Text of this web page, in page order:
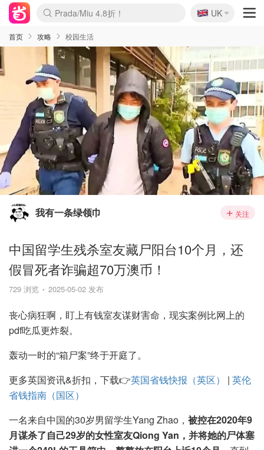
麦卢卡蜂蜜夏促！个位数！
Prada/Miu 4.8折！
啥？必胜客披萨5折！
🇬🇧
UK
首页 攻略 校园生活
我有一条绿领巾 关注
中国留学生残杀室友藏尸阳台10个月，还
假冒死者诈骗超70万澳币！
729 浏览 2025-05-02 发布
丧心病狂啊，盯上有钱室友谋财害命，现实案例比网上的
pdf吃瓜更炸裂。
轰动一时的“箱尸案”终于开庭了。
更多英国资讯&折扣，下载👉英国省钱快报（英区） | 英伦
省钱指南（国区）
一名来自中国的30岁男留学生Yang Zhao， 被控在2020年9
月谋杀了自己29岁的女性室友Qiong Yan，并将她的尸体塞